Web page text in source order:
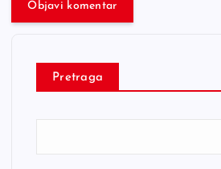
Pretraga